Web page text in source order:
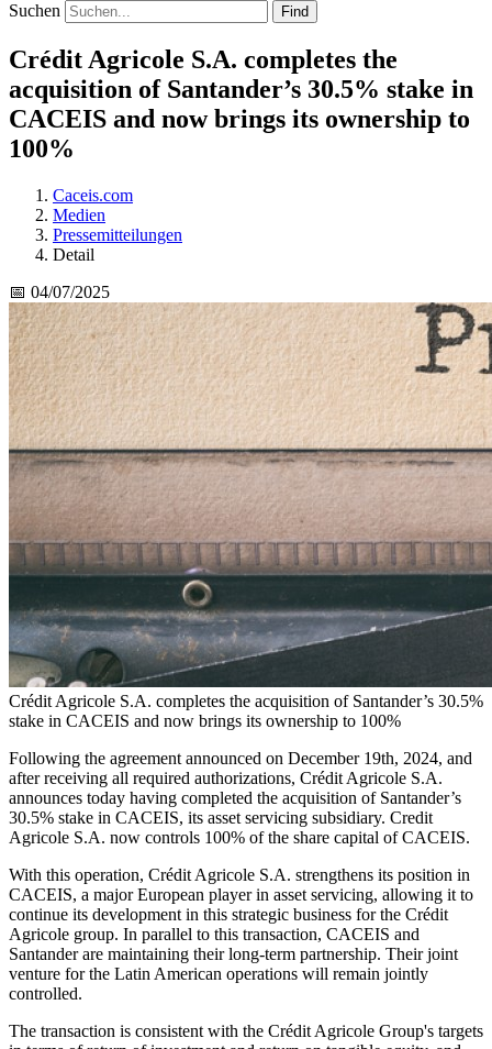
Suchen Find
Crédit Agricole S.A. completes the
acquisition of Santander’s 30.5% stake in
CACEIS and now brings its ownership to
100%
Caceis.com
Medien
Pressemitteilungen
Detail
📅 04/07/2025
Crédit Agricole S.A. completes the acquisition of Santander’s 30.5%
stake in CACEIS and now brings its ownership to 100%
Following the agreement announced on December 19th, 2024, and
after receiving all required authorizations, Crédit Agricole S.A.
announces today having completed the acquisition of Santander’s
30.5% stake in CACEIS, its asset servicing subsidiary. Credit
Agricole S.A. now controls 100% of the share capital of CACEIS.
With this operation, Crédit Agricole S.A. strengthens its position in
CACEIS, a major European player in asset servicing, allowing it to
continue its development in this strategic business for the Crédit
Agricole group. In parallel to this transaction, CACEIS and
Santander are maintaining their long-term partnership. Their joint
venture for the Latin American operations will remain jointly
controlled.
The transaction is consistent with the Crédit Agricole Group's targets